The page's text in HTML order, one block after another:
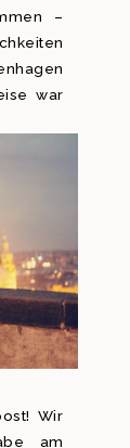
–
war
Wir
am